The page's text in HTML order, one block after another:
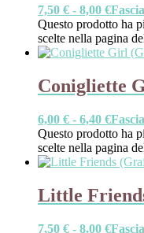
7,50 € - 8,00 €
Questo prodotto ha
scelte nella pagina
Conigliette
6,00 € - 6,40 €
Questo prodotto ha
scelte nella pagina
Little
7,50 € - 8,00 €